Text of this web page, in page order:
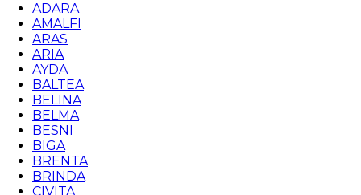
ADARA
AMALFI
ARAS
ARIA
AYDA
BALTEA
BELINA
BELMA
BESNI
BIGA
BRENTA
BRINDA
CIVITA